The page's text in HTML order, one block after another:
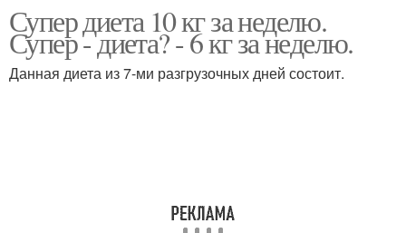
кефирная диета
диеты
Супер диета 10 кг за неделю.
Супер - диета? - 6 кг за неделю.
Данная диета из 7-ми разгрузочных дней состоит.